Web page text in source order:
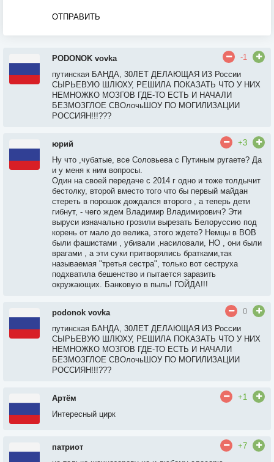
ОТПРАВИТЬ
PODONOK vovka
-1
путинская БАНДА, 30ЛЕТ ДЕЛАЮЩАЯ ИЗ России
СЫРЬЕВУЮ ШЛЮХУ, РЕШИЛА ПОКАЗАТЬ ЧТО У НИХ
НЕМНОЖКО МОЗГОВ ГДЕ-ТО ЕСТЬ И НАЧАЛИ
БЕЗМОЗГЛОЕ СВОлочьШОУ ПО МОГИЛИЗАЦИИ
РОССИЯН!!!???
юрий
+3
Ну что ,чубатые, все Соловьева с Путиным ругаете? Да
и у меня к ним вопросы.
Один на своей передаче с 2014 г одно и тоже толдычит
бестолку, второй вместо того что бы первый майдан
стереть в порошок дождался второго , а теперь дети
гибнут, - чего ждем Владимир Владимирович? Эти
выруси изначально грозили вырезать Белоруссию под
корень от мало до велика, этого ждете? Немцы в ВОВ
были фашистами , убивали ,насиловали, НО , они были
врагами , а эти суки притворялись братками,так
называемая "третья сестра", только вот сеструха
подхватила бешенство и пытается заразить
окружающих. Банковую в пыль! ГОЙДА!!!
podonok vovka
0
путинская БАНДА, 30ЛЕТ ДЕЛАЮЩАЯ ИЗ России
СЫРЬЕВУЮ ШЛЮХУ, РЕШИЛА ПОКАЗАТЬ ЧТО У НИХ
НЕМНОЖКО МОЗГОВ ГДЕ-ТО ЕСТЬ И НАЧАЛИ
БЕЗМОЗГЛОЕ СВОлочьШОУ ПО МОГИЛИЗАЦИИ
РОССИЯН!!!???
Артём
+1
Интересный цирк
патриот
+7